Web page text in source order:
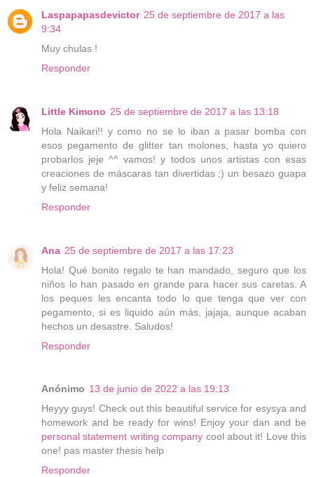
Laspapapasdevictor 25 de septiembre de 2017 a las
9:34
Muy chulas !
Responder
Little Kimono 25 de septiembre de 2017 a las 13:18
Hola Naikari!! y como no se lo iban a pasar bomba con
esos pegamento de glitter tan molones, hasta yo quiero
probarlos jeje ^^ vamos! y todos unos artistas con esas
creaciones de máscaras tan divertidas ;) un besazo guapa
y feliz semana!
Responder
Ana 25 de septiembre de 2017 a las 17:23
Hola! Qué bonito regalo te han mandado, seguro que los
niños lo han pasado en grande para hacer sus caretas. A
los peques les encanta todo lo que tenga que ver con
pegamento, si es liquido aún más, jajaja, aunque acaban
hechos un desastre. Saludos!
Responder
Anónimo 13 de junio de 2022 a las 19:13
Heyyy guys! Check out this beautiful service for esysya and
homework and be ready for wins! Enjoy your dan and be
personal statement writing company cool about it! Love this
one! pas master thesis help
Responder